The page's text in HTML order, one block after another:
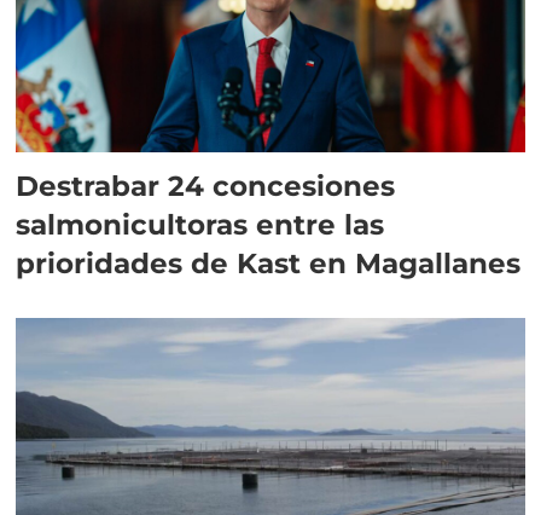
Destrabar 24 concesiones
salmonicultoras entre las
prioridades de Kast en Magallanes